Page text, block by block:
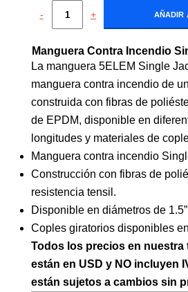
- + AÑADIR
Manguera Contra Incendio
La manguera 5ELEM Single
manguera contra incendio de
construida con fibras de
de EPDM, disponible en
longitudes y materiales de
Manguera contra incendio
Construcción con fibras de
resistencia tensil.
Disponible en diámetros de 1.5”
Coples giratorios disponibles
Todos los precios en nuestra
están en USD y NO incluyen
están sujetos a cambios sin